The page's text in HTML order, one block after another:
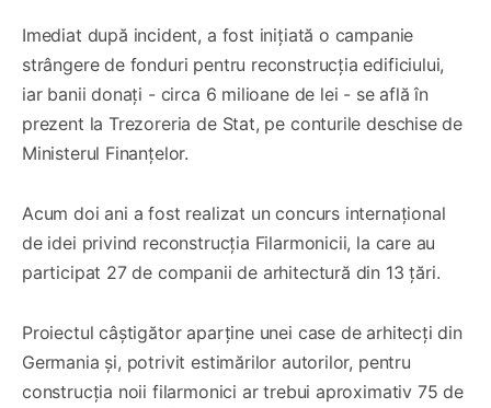
Imediat după incident, a fost inițiată o campanie
strângere de fonduri pentru reconstrucția edificiului,
iar banii donați - circa 6 milioane de lei - se află în
prezent la Trezoreria de Stat, pe conturile deschise de
Ministerul Finanțelor.
Acum doi ani a fost realizat un concurs internațional
de idei privind reconstrucția Filarmonicii, la care au
participat 27 de companii de arhitectură din 13 țări.
Proiectul câștigător aparține unei case de arhitecți din
Germania și, potrivit estimărilor autorilor, pentru
construcția noii filarmonici ar trebui aproximativ 75 de